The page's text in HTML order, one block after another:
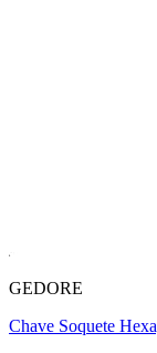
GEDORE
Chave Soquete